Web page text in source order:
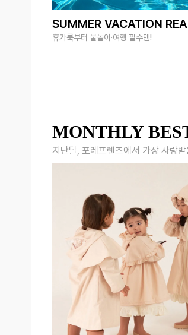
SUMMER VACATION
휴가룩부터 물놀이·여행 필수템!
MONTHLY
지난달, 포레프렌즈에서 가장 사랑